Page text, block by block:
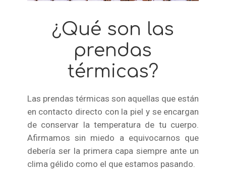
¿Qué son las
prendas
térmicas?
Las prendas térmicas son aquellas que están
en contacto directo con la piel y se encargan
de conservar la temperatura de tu cuerpo.
Afirmamos sin miedo a equivocarnos que
debería ser la primera capa siempre ante un
clima gélido como el que estamos pasando.